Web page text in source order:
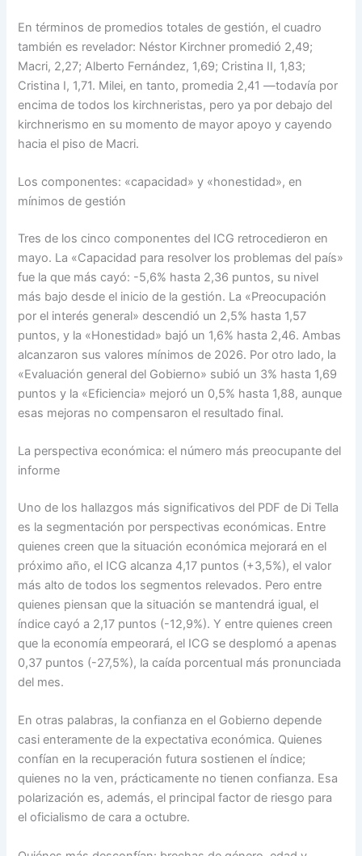
En términos de promedios totales de gestión, el cuadro
también es revelador: Néstor Kirchner promedió 2,49;
Macri, 2,27; Alberto Fernández, 1,69; Cristina II, 1,83;
Cristina I, 1,71. Milei, en tanto, promedia 2,41 —todavía por
encima de todos los kirchneristas, pero ya por debajo del
kirchnerismo en su momento de mayor apoyo y cayendo
hacia el piso de Macri.
Los componentes: «capacidad» y «honestidad», en
mínimos de gestión
Tres de los cinco componentes del ICG retrocedieron en
mayo. La «Capacidad para resolver los problemas del país»
fue la que más cayó: -5,6% hasta 2,36 puntos, su nivel
más bajo desde el inicio de la gestión. La «Preocupación
por el interés general» descendió un 2,5% hasta 1,57
puntos, y la «Honestidad» bajó un 1,6% hasta 2,46. Ambas
alcanzaron sus valores mínimos de 2026. Por otro lado, la
«Evaluación general del Gobierno» subió un 3% hasta 1,69
puntos y la «Eficiencia» mejoró un 0,5% hasta 1,88, aunque
esas mejoras no compensaron el resultado final.
La perspectiva económica: el número más preocupante del
informe
Uno de los hallazgos más significativos del PDF de Di Tella
es la segmentación por perspectivas económicas. Entre
quienes creen que la situación económica mejorará en el
próximo año, el ICG alcanza 4,17 puntos (+3,5%), el valor
más alto de todos los segmentos relevados. Pero entre
quienes piensan que la situación se mantendrá igual, el
índice cayó a 2,17 puntos (-12,9%). Y entre quienes creen
que la economía empeorará, el ICG se desplomó a apenas
0,37 puntos (-27,5%), la caída porcentual más pronunciada
del mes.
En otras palabras, la confianza en el Gobierno depende
casi enteramente de la expectativa económica. Quienes
confían en la recuperación futura sostienen el índice;
quienes no la ven, prácticamente no tienen confianza. Esa
polarización es, además, el principal factor de riesgo para
el oficialismo de cara a octubre.